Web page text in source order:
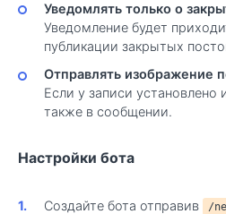
Уведомлять только о
Уведомление будет
публикации закрытых
Отправлять изображение
Если у записи установлено
также в сообщении.
Настройки бота
Создайте бота отправив /